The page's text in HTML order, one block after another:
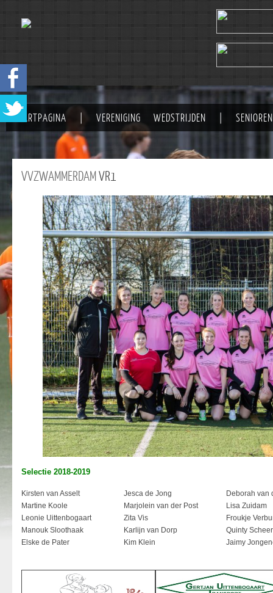
STARTPAGINA VERENIGING WEDSTRIJDEN SENIOREN
VVZWAMMERDAMVR1
Selectie 2018-2019
Kirsten van Asselt Jesca de Jong
Deborah van
Martine Koole
Marjolein van der Post
Lisa Zuidam
Leonie Uittenbogaart
Zita Vis
Froukje
Manouk Sloothaak
Karlijn van Dorp
Quinty Scheer
Elske de Pater
Kim Klein Jaimy